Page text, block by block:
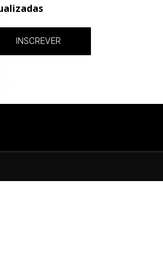
INSCREVER